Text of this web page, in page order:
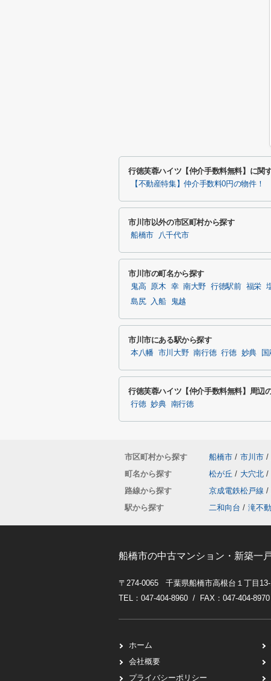
行徳芙蓉ハイツ【仲介手数料無料】に関
【不動産特集】仲介手数料0円の物件！
市川市以外の市区町村から探す
船橋市 八千代市
市川市の町名から探す
鬼高 原木 幸 南大野 行徳駅前 福栄
島尻
入船 鬼越
市川市にある駅から探す
本八幡 市川大野 南行徳 行徳 妙典 国
行徳芙蓉ハイツ【仲介手数料無料】周辺
行徳 妙典 南行徳
市区町村から探す 船橋市 / 市川市 /
町名から探す
松が丘 / 大穴北 /
路線から探す
京成電鉄松戸線 /
駅から探す
二和向台 / 滝不動
船橋市の中古マンション・新築一
〒274-0065 千葉県船橋市高根台１丁目
TEL：047-404-8960 / FAX：047-404-8970
ホーム
会社概要
プライバシーポリシー